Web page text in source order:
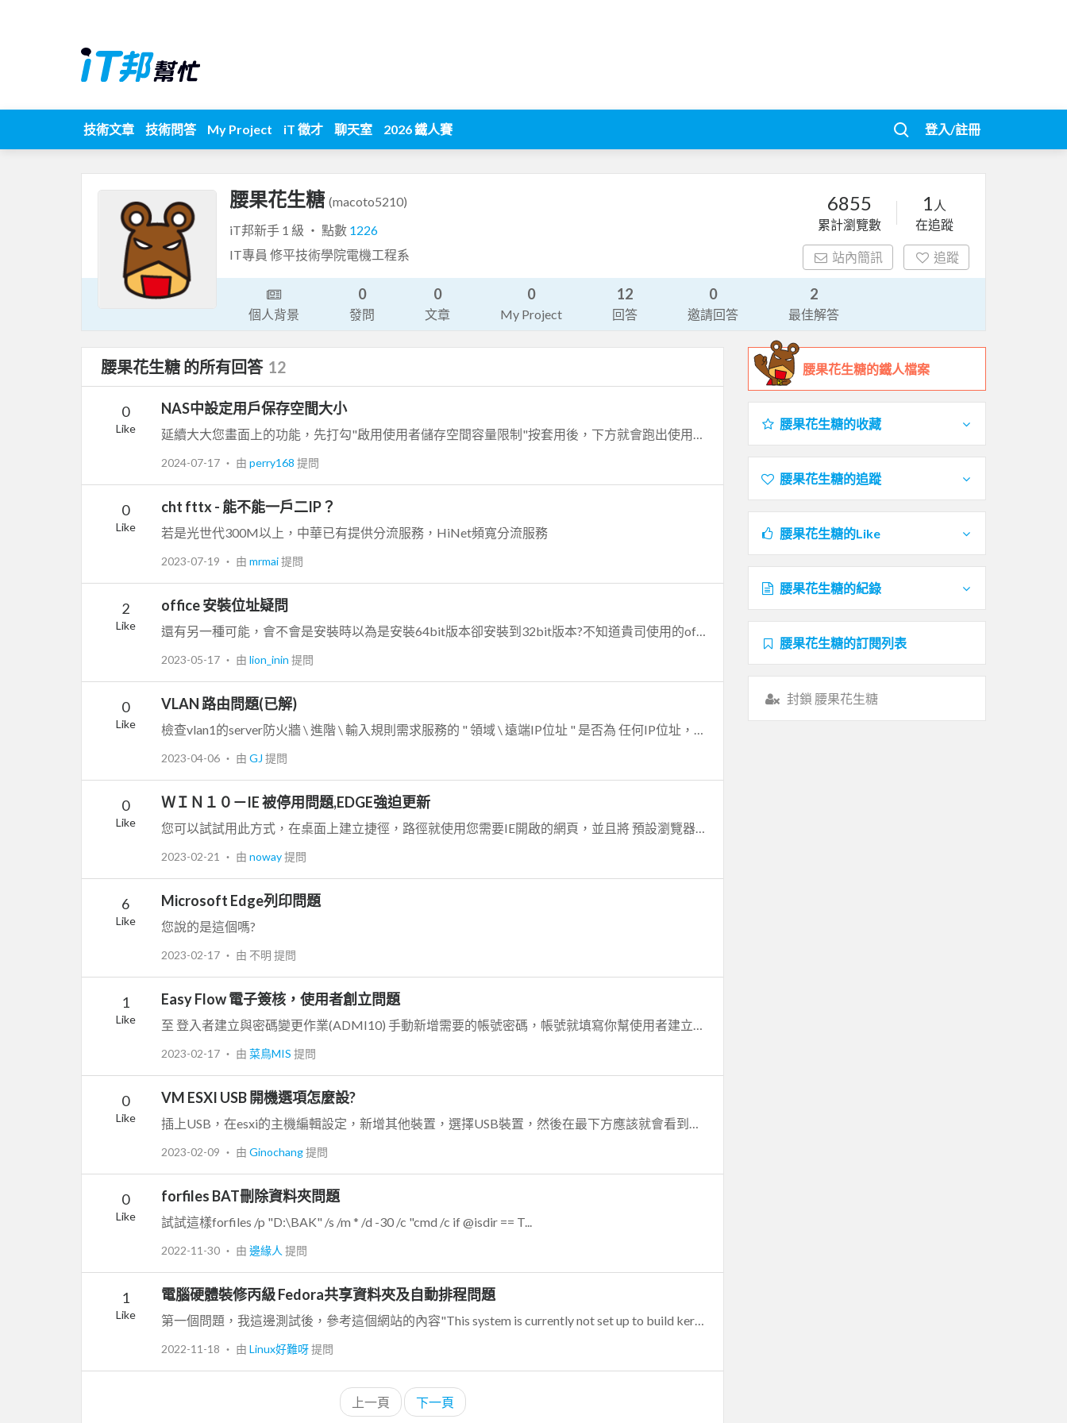
技術文章 技術問答 My Project iT 徵才 聊天室 2026 鐵人賽 登入/註冊
腰果花生糖 (macoto5210)
iT邦新手 1 級 ‧ 點數 1226
IT專員 修平技術學院電機工程系
6855
累計瀏覽數
1 人
在追蹤
站內簡訊 追蹤
個人背景
0
發問
0
文章
0
My Project
12
回答
0
邀請回答
2
最佳解答
腰果花生糖 的所有回答 12
0
Like
NAS中設定用戶保存空間大小
2024-07-17 ‧ 由 perry168 提問
0
Like
cht fttx - 能不能一戶二IP？
若是光世代300M以上，中華已有提供分流服務，HiNet頻寬分流服務
2023-07-19 ‧ 由 mrmai提問
2
Like
office 安裝位址疑問
2023-05-17 ‧ 由 lion_inin 提問
0
Like
VLAN 路由問題(已解)
2023-04-06 ‧ 由 GJ 提問
0
Like
ＷＩＮ１０－IE 被停用問題,EDGE強迫更新
2023-02-21 ‧ 由 noway提問
6
Like
Microsoft Edge列印問題
您說的是這個嗎?
2023-02-17 ‧ 由 不明 提問
1
Like
Easy Flow 電子簽核，使用者創立問題
2023-02-17 ‧ 由 菜鳥MIS 提問
0
Like
VM ESXI USB 開機選項怎麼設?
2023-02-09 ‧ 由 Ginochang提問
0
Like
forfiles BAT刪除資料夾問題
試試這樣forfiles /p "D:\BAK" /s /m * /d -30 /c "cmd /c if @isdir == T...
2022-11-30 ‧ 由 邊緣人 提問
1
Like
電腦硬體裝修丙級 Fedora共享資料夾及自動排程問題
2022-11-18 ‧ 由 Linux好難呀提問
上一頁 下一頁
腰果花生糖的鐵人檔案
腰果花生糖的收藏
腰果花生糖的追蹤
腰果花生糖的Like
腰果花生糖的紀錄
腰果花生糖的訂閱列表
封鎖 腰果花生糖